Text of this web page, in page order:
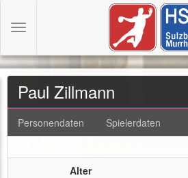
Paul Zillmann
Personendaten Spielerdaten
Alter
Toggle